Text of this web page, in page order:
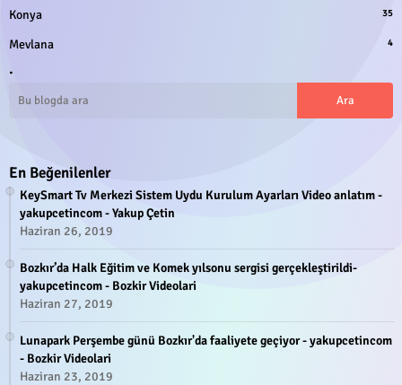
Konya 35
Mevlana 4
.
En Beğenilenler
KeySmart Tv Merkezi Sistem Uydu Kurulum Ayarları Video anlatım -
yakupcetincom - Yakup Çetin
Haziran 26, 2019
Bozkır’da Halk Eğitim ve Komek yılsonu sergisi gerçekleştirildi-
yakupcetincom - Bozkir Videolari
Haziran 27, 2019
Lunapark Perşembe günü Bozkır'da faaliyete geçiyor - yakupcetincom
- Bozkir Videolari
Haziran 23, 2019